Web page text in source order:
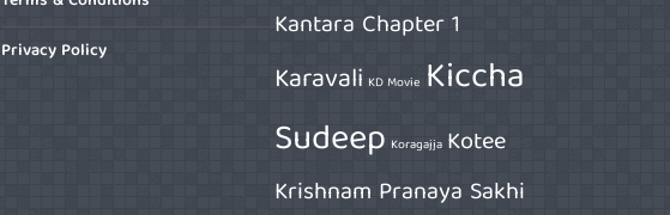
Privacy Policy
Kantara Chapter 1
Karavali KD Movie Kiccha
Sudeep Koragajja Kotee
Krishnam Pranaya Sakhi